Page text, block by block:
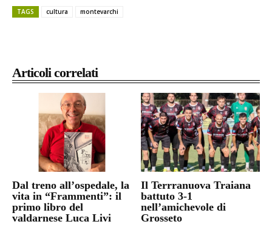
Articoli correlati
Dal treno all’ospedale, la
vita in “Frammenti”: il
primo libro del
valdarnese Luca Livi
Il Terrranuova Traiana
battuto 3-1
nell’amichevole di
Grosseto
TAGS cultura montevarchi